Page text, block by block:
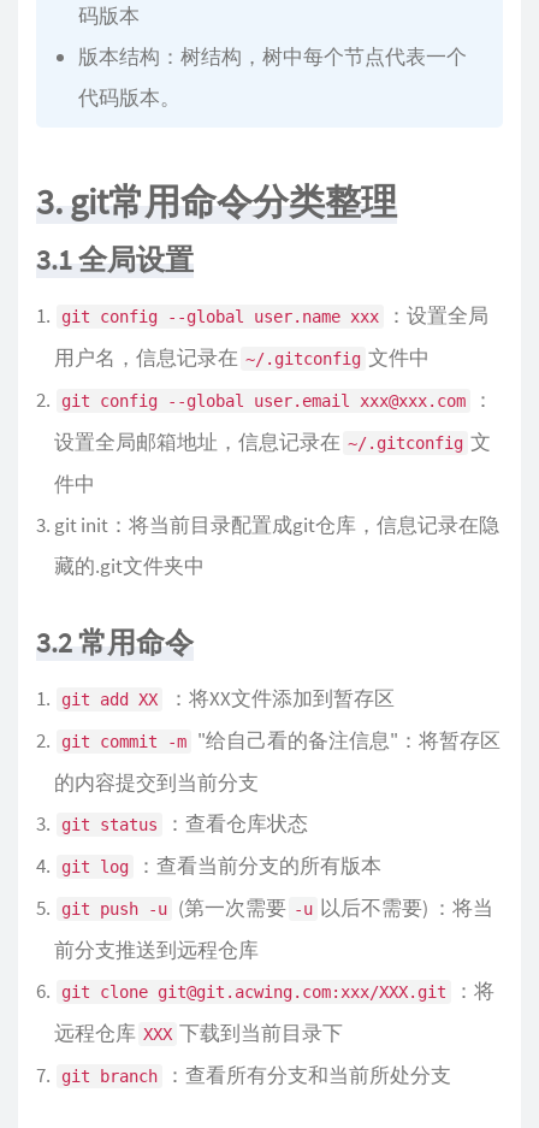
码版本
版本结构：树结构，树中每个节点代表一个
代码版本。
3. git常用命令分类整理
3.1 全局设置
git config --global user.name xxx
：设置全局
用户名，信息记录在 ~/.gitconfig 文件中
git config --global user.email xxx@xxx.com
：
设置全局邮箱地址，信息记录在 ~/.gitconfig 文
件中
git init：将当前目录配置成git仓库，信息记录在隐
藏的.git文件夹中
3.2 常用命令
git add XX ：将XX文件添加到暂存区
git commit -m
"给自己看的备注信息"：将暂存区
的内容提交到当前分支
git status ：查看仓库状态
git log ：查看当前分支的所有版本
git push -u (第一次需要 -u 以后不需要) ：将当
前分支推送到远程仓库
git clone git@git.acwing.com:xxx/XXX.git
：将
远程仓库 XXX 下载到当前目录下
git branch ：查看所有分支和当前所处分支